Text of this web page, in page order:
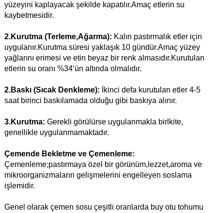
yüzeyini kaplayacak şekilde kapatılır.Amaç etlerin su
kaybetmesidir.
2.Kurutma (Terleme,Ağarma): Kalın pastırmalık etler için
uygulanır.Kurutma süresi yaklaşık 10 gündür.Amaç yüzey
yağlarını erimesi ve etin beyaz bir renk almasıdır.Kurutulan
etlerin su oranı %34’ün altında olmalıdır.
2.Baskı (Sıcak Denkleme):
İkinci defa kurutulan etler 4-5
saat birinci baskılamada olduğu gibi baskıya alınır.
3.Kurutma: Gerekli görülürse uygulanmakla birlkite,
genellikle uygulanmamaktadır.
Çemende Bekletme ve Çemenleme:
Çemenleme;pastırmaya özel bir görünüm,lezzet,aroma ve
mikroorganizmaların gelişmelerini engelleyen soslama
işlemidir.
Genel olarak çemen sosu çeşitli oranlarda buy otu tohumu